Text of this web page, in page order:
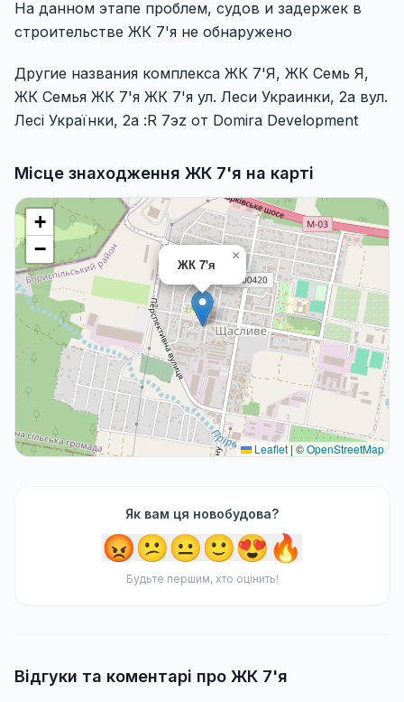
На данном этапе проблем, судов и задержек в
строительстве ЖК 7'я не обнаружено
Другие названия комплекса ЖК 7'Я, ЖК Семь Я,
ЖК Семья ЖК 7'я ЖК 7'я ул. Леси Украинки, 2а вул.
Лесі Українки, 2а :R 7эz от Domira Development
Місце знаходження ЖК 7'я на карті
ЖК 7'я
×
+
−
Leaflet | ©OpenStreetMap
Як вам ця новобудова?
😡😕😐🙂😍🔥
Будьте першим, хто оцінить!
Відгуки та коментарі про ЖК 7'я